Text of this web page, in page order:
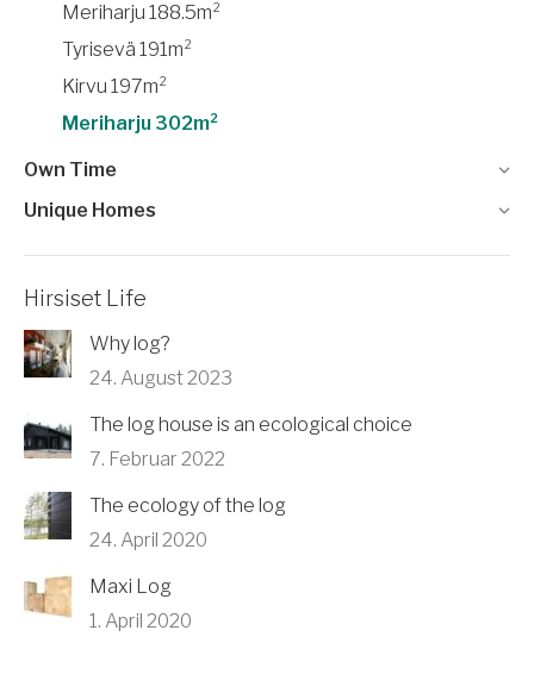
Meriharju 188.5m²
Tyrisevä 191m²
Kirvu 197m²
Meriharju 302m²
Own Time
Unique Homes
Hirsiset Life
Why log?
24. August 2023
The log house is an ecological choice
7. Februar 2022
The ecology of the log
24. April 2020
Maxi Log
1. April 2020